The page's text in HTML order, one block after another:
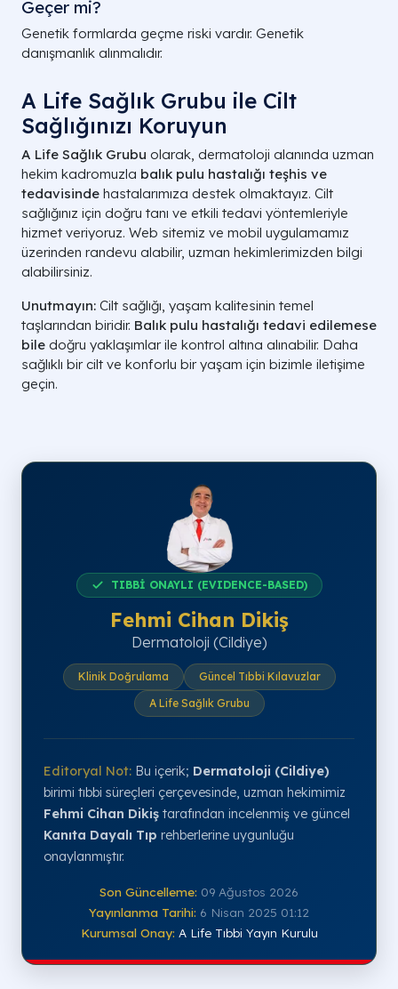
Geçer mi?
Genetik formlarda geçme riski vardır. Genetik
danışmanlık alınmalıdır.
A Life Sağlık Grubu ile Cilt
Sağlığınızı Koruyun
A Life Sağlık Grubu olarak, dermatoloji alanında uzman
hekim kadromuzla balık pulu hastalığı teşhis ve
tedavisinde hastalarımıza destek olmaktayız. Cilt
sağlığınız için doğru tanı ve etkili tedavi yöntemleriyle
hizmet veriyoruz. Web sitemiz ve mobil uygulamamız
üzerinden randevu alabilir, uzman hekimlerimizden bilgi
alabilirsiniz.
Unutmayın: Cilt sağlığı, yaşam kalitesinin temel
taşlarından biridir. Balık pulu hastalığı tedavi edilemese
bile doğru yaklaşımlar ile kontrol altına alınabilir. Daha
sağlıklı bir cilt ve konforlu bir yaşam için bizimle iletişime
geçin.
TIBBİ ONAYLI (EVIDENCE-BASED)
Fehmi Cihan Dikiş
Dermatoloji (Cildiye)
Klinik Doğrulama
Güncel Tıbbi Kılavuzlar
A Life Sağlık Grubu
Editoryal Not: Bu içerik; Dermatoloji (Cildiye)
birimi tıbbi süreçleri çerçevesinde, uzman hekimimiz
Fehmi Cihan Dikiş tarafından incelenmiş ve güncel
Kanıta Dayalı Tıp rehberlerine uygunluğu
onaylanmıştır.
Son Güncelleme: 09 Ağustos 2026
Yayınlanma Tarihi: 6 Nisan 2025 01:12
Kurumsal Onay: A Life Tıbbi Yayın Kurulu